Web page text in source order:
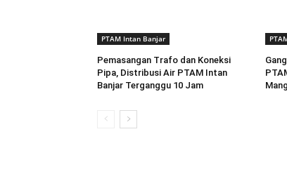
PTAM Intan Banjar
Pemasangan Trafo dan Koneksi
Pipa, Distribusi Air PTAM Intan
Banjar Terganggu 10 Jam